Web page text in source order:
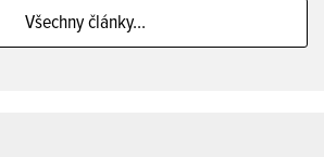
Všechny články...